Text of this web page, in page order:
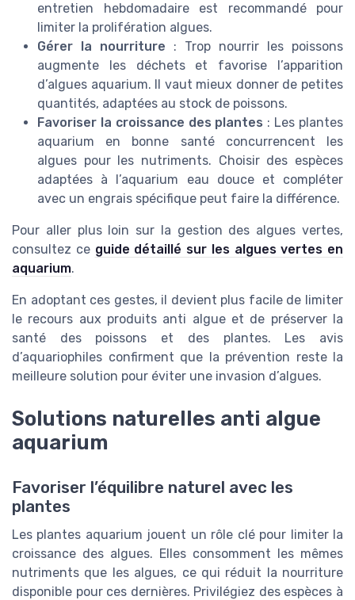
entretien hebdomadaire est recommandé pour
limiter la prolifération algues.
Gérer la nourriture : Trop nourrir les poissons
augmente les déchets et favorise l’apparition
d’algues aquarium. Il vaut mieux donner de petites
quantités, adaptées au stock de poissons.
Favoriser la croissance des plantes : Les plantes
aquarium en bonne santé concurrencent les
algues pour les nutriments. Choisir des espèces
adaptées à l’aquarium eau douce et compléter
avec un engrais spécifique peut faire la différence.
Pour aller plus loin sur la gestion des algues vertes,
consultez ce guide détaillé sur les algues vertes en
aquarium.
En adoptant ces gestes, il devient plus facile de limiter
le recours aux produits anti algue et de préserver la
santé des poissons et des plantes. Les avis
d’aquariophiles confirment que la prévention reste la
meilleure solution pour éviter une invasion d’algues.
Solutions naturelles anti algue
aquarium
Favoriser l’équilibre naturel avec les
plantes
Les plantes aquarium jouent un rôle clé pour limiter la
croissance des algues. Elles consomment les mêmes
nutriments que les algues, ce qui réduit la nourriture
disponible pour ces dernières. Privilégiez des espèces à